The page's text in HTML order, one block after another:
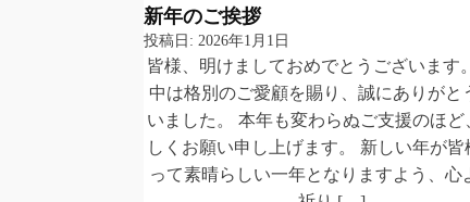
新年のご挨拶
投稿日: 2026年1月1日
皆様、明けましておめでとうございます
中は格別のご愛顧を賜り、誠にありがと
いました。 本年も変わらぬご支援のほど
しくお願い申し上げます。 新しい年が皆
って素晴らしい一年となりますよう、心